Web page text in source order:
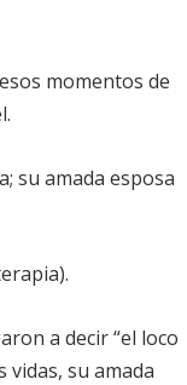
momentos de
su amada esposa
a decir “el loco
vidas, su amada